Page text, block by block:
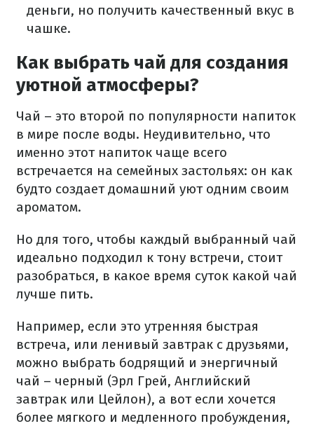
деньги, но получить качественный вкус в
чашке.
Как выбрать чай для создания
уютной атмосферы?
Чай – это второй по популярности напиток
в мире после воды. Неудивительно, что
именно этот напиток чаще всего
встречается на семейных застольях: он как
будто создает домашний уют одним своим
ароматом.
Но для того, чтобы каждый выбранный чай
идеально подходил к тону встречи, стоит
разобраться, в какое время суток какой чай
лучше пить.
Например, если это утренняя быстрая
встреча, или ленивый завтрак с друзьями,
можно выбрать бодрящий и энергичный
чай – черный (Эрл Грей, Английский
завтрак или Цейлон), а вот если хочется
более мягкого и медленного пробуждения,